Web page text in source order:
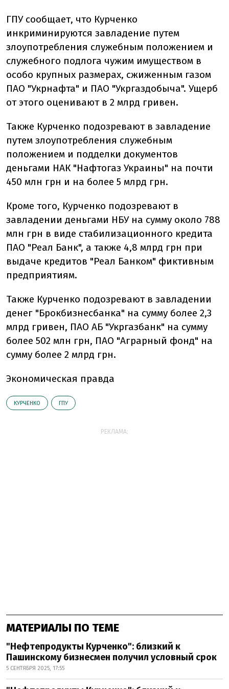
ГПУ сообщает, что Курченко
инкриминируются завладение путем
злоупотребления служебным положением и
служебного подлога чужим имуществом в
особо крупных размерах, сжиженным газом
ПАО "Укрнафта" и ПАО "Укргаздобыча". Ущерб
от этого оценивают в 2 млрд гривен.
Также Курченко подозревают в завладение
путем злоупотребления служебным
положением и подделки документов
деньгами НАК "Нафтогаз Украины" на почти
450 млн грн и на более 5 млрд грн.
Кроме того, Курченко подозревают в
завладении деньгами НБУ на сумму около 788
млн грн в виде стабилизационного кредита
ПАО "Реал Банк", а также 4,8 млрд грн при
выдаче кредитов "Реал Банком" фиктивным
предприятиям.
Также Курченко подозревают в завладении
денег "Брокбизнесбанка" на сумму более 2,3
млрд гривен, ПАО АБ "Укргазбанк" на сумму
более 502 млн грн, ПАО "Аграрный фонд" на
сумму более 2 млрд грн.
Экономическая правда
КУРЧЕНКО ГПУ
РЕКЛАМА:
МАТЕРИАЛЫ ПО ТЕМЕ
"Нефтепродукты Курченко": близкий к
Пашинскому бизнесмен получил условный срок
5 СЕНТЯБРЯ 2025, 17:55